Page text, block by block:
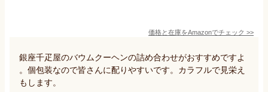
価格と在庫をAmazonでチェック >>
銀座千疋屋のバウムクーヘンの詰め合わせがおすすめですよ
。個包装なので皆さんに配りやすいです。カラフルで見栄え
もします。